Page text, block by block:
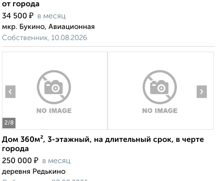
от города
34 500 ₽ в месяц
мкр. Букино, Авиационная
Собственник, 10.08.2026
2/8
‹ ›
Дом 360м², 3-этажный, на длительный срок, в черте
города
250 000 ₽ в месяц
деревня Редькино